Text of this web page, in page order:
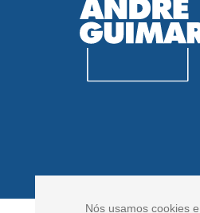
Nós usamos cookies